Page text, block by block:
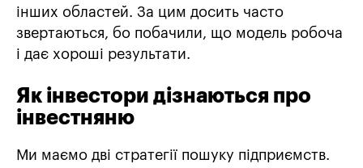
інших областей. За цим досить часто
звертаються, бо побачили, що модель робоча
і дає хороші результати.
Як інвестори дізнаються про
інвестняню
Ми маємо дві стратегії пошуку підприємств.